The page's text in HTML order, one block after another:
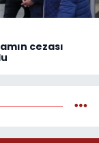
cezası